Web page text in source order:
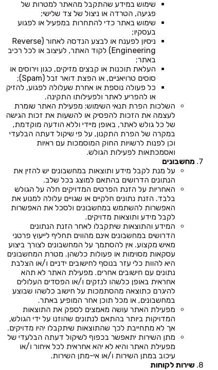
שימוש במידע שהתקבל מהאתר למטרות של
פגיעה, הטרדה או ניצול של צד שלישי;
שימוש באתר כדי להתחרות במפעיל או לפגוע
בעסקיו;
ניסיון לפענח או לבצע הנדסה לאחור (Reverse
Engineering) לקוד האתר, לעיצוב או לכל רכיב
באתר;
העלאת תוכנות או קבצים מזיקים, כגון וירוסים או
סוסים טרויאניים, או הפצת דואר זבל (Spam);
כל פעולה נוספת או אחרת שעלולה לפגוע, להזיק
או להפריע לאתר ולפעילותו התקינה.
השלכות הפרת תנאי השימוש: מפעילת האתר שומרת
לעצמה את הזכות להפסיק או להשעות את זכות הגישה
של כל גולש לאתר, באופן מיידי וללא הודעה מוקדמת,
במקרה של הפרת התקנון, על פי שיקול דעתה הבלעדי
וכן לפנות לרשויות החוק המוסמכות עם ראיות
ואסמכתאות לפעילות הגולש.
מחשבונים
על מנת לקבל מידע ותוצאות במחשבונים יש להזין את
הנתונים הדרושים בהתאם למוצג בכל שלב.
האחריות על הזנת הפרטים המדויקים חלה על הגולש
בלבד. הזנת נתונים חלקיים או שגויים עלולה למנוע את
האפשרות להשתמש במחשבונים ולסכל את האפשרות
לקבל מידע ותוצאות מדויקים.
המידע והתוצאות שיתקבלו לאחר הזנת הנתונים
הדרושים במחשבונים אינם מהווים תחליף לייעוץ פרטני
מאיש מקצוע. אין להסתמך על המחשבונים לצורך ביצוע
עסקאות מסוימות או פעולות כלשהן. מטרת המחשבונים
היא להוות כלי עזר בנוסף לחישובים ידניים ו/או הצלבת
נתונים עם חישובים אחרים. מפעילת האתר לא תהא
אחראית באופן כלשהו לנזקים ו/או הפסדים העלולים
להיגרם כתוצאה מהסתמכות על חישוב כלשהו שבוצע
במחשבונים, או מכל תוכן אחר המופיע באתר.
מפעילת האתר עושה מאמצים לספק את התוצאות
המדויקות ביותר בהתאם לנתונים שהוזנו על ידי הגולש,
אך לא מתחייבת לכך שהתוצאות שיתקבלו יהיו מדויקים.
מתן השירות יתאפשר בכפוף לשיקול דעתה הבלעדי של
מפעילת האתר והיא לא יהא אחראית לכל איחור ו/או
עיכוב במתן השירות ו/או אי-מתן השירות.
שירות לקוחות